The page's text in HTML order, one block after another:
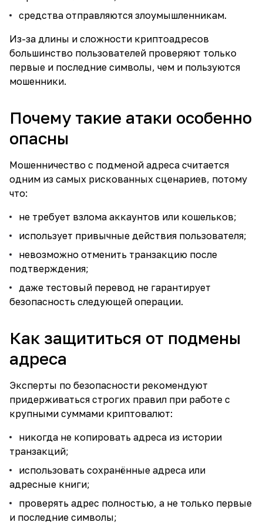
средства отправляются злоумышленникам.
Из-за длины и сложности криптоадресов
большинство пользователей проверяют только
первые и последние символы, чем и пользуются
мошенники.
Почему такие атаки особенно
опасны
Мошенничество с подменой адреса считается
одним из самых рискованных сценариев, потому
что:
не требует взлома аккаунтов или кошельков;
использует привычные действия пользователя;
невозможно отменить транзакцию после
подтверждения;
даже тестовый перевод не гарантирует
безопасность следующей операции.
Как защититься от подмены
адреса
Эксперты по безопасности рекомендуют
придерживаться строгих правил при работе с
крупными суммами криптовалют:
никогда не копировать адреса из истории
транзакций;
использовать сохранённые адреса или
адресные книги;
проверять адрес полностью, а не только первые
и последние символы;